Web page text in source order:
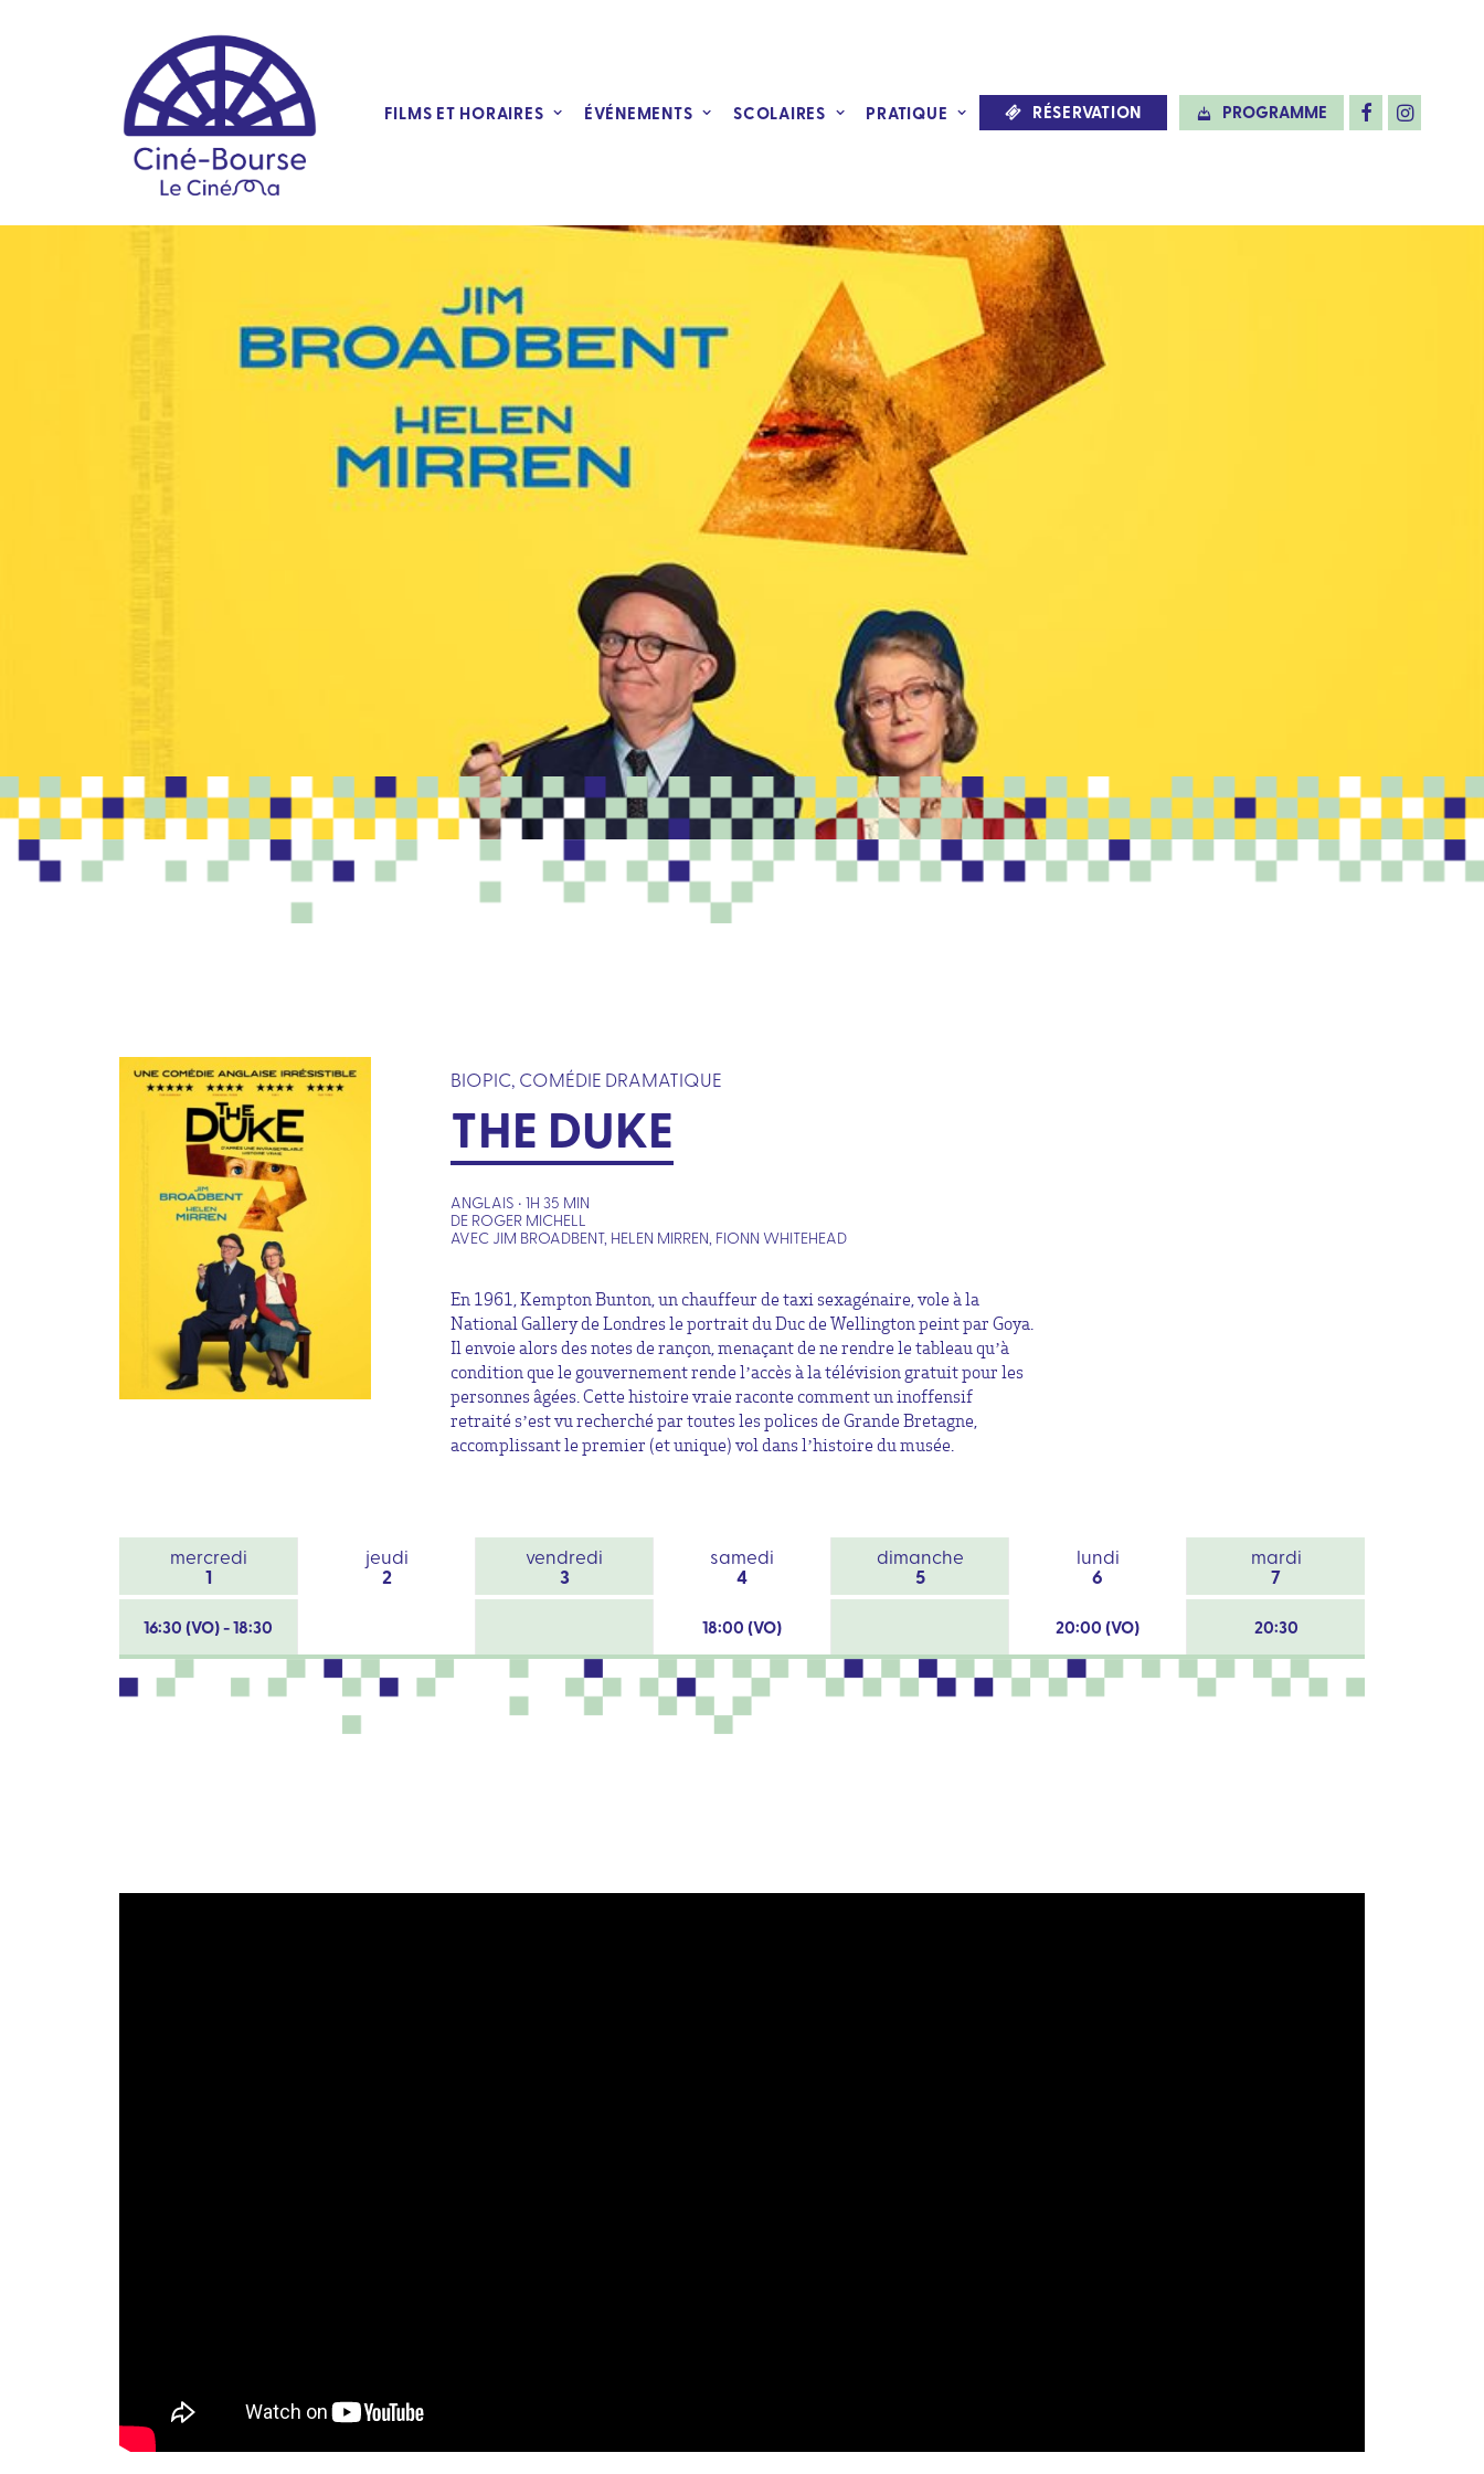
FILMS ET HORAIRES ÉVÉNEMENTS SCOLAIRES PRATIQUE RÉSERVATION PROGRAMME
BIOPIC, COMÉDIE DRAMATIQUE
THE DUKE
ANGLAIS • 1H 35 MIN
DE ROGER MICHELL
AVEC JIM BROADBENT, HELEN MIRREN, FIONN WHITEHEAD
En 1961, Kempton Bunton, un chauffeur de taxi sexagénaire, vole à la
National Gallery de Londres le portrait du Duc de Wellington peint par Goya.
Il envoie alors des notes de rançon, menaçant de ne rendre le tableau qu’à
condition que le gouvernement rende l’accès à la télévision gratuit pour les
personnes âgées. Cette histoire vraie raconte comment un inoffensif
retraité s’est vu recherché par toutes les polices de Grande Bretagne,
accomplissant le premier (et unique) vol dans l’histoire du musée.
mercredi
1
jeudi
2
vendredi
3
samedi
4
dimanche
5
lundi
6
mardi
7
16:30 (VO) - 18:30 18:00 (VO) 20:00 (VO) 20:30